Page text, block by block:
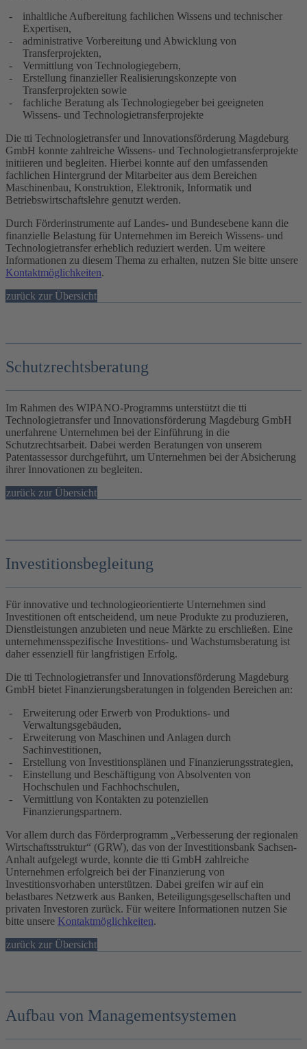
inhaltliche Aufbereitung fachlichen Wissens und technischer
Expertisen,
administrative Vorbereitung und Abwicklung von
Transferprojekten,
Vermittlung von Technologiegebern,
Erstellung finanzieller Realisierungskonzepte von
Transferprojekten sowie
fachliche Beratung als Technologiegeber bei geeigneten
Wissens- und Technologietransferprojekte
Die tti Technologietransfer und Innovationsförderung Magdeburg
GmbH konnte zahlreiche Wissens- und Technologietransferprojekte
initiieren und begleiten. Hierbei konnte auf den umfassenden
fachlichen Hintergrund der Mitarbeiter aus dem Bereichen
Maschinenbau, Konstruktion, Elektronik, Informatik und
Betriebswirtschaftslehre genutzt werden.
Durch Förderinstrumente auf Landes- und Bundesebene kann die
finanzielle Belastung für Unternehmen im Bereich Wissens- und
Technologietransfer erheblich reduziert werden. Um weitere
Informationen zu diesem Thema zu erhalten, nutzen Sie bitte unsere
Kontaktmöglichkeiten.
zurück zur Übersicht
Schutzrechtsberatung
Im Rahmen des WIPANO-Programms unterstützt die tti
Technologietransfer und Innovationsförderung Magdeburg GmbH
unerfahrene Unternehmen bei der Einführung in die
Schutzrechtsarbeit. Dabei werden Beratungen von unserem
Patentassessor durchgeführt, um Unternehmen bei der Absicherung
ihrer Innovationen zu begleiten.
zurück zur Übersicht
Investitionsbegleitung
Für innovative und technologieorientierte Unternehmen sind
Investitionen oft entscheidend, um neue Produkte zu produzieren,
Dienstleistungen anzubieten und neue Märkte zu erschließen. Eine
unternehmensspezifische Investitions- und Wachstumsberatung ist
daher essenziell für langfristigen Erfolg.
Die tti Technologietransfer und Innovationsförderung Magdeburg
GmbH bietet Finanzierungsberatungen in folgenden Bereichen an:
Erweiterung oder Erwerb von Produktions- und
Verwaltungsgebäuden,
Erweiterung von Maschinen und Anlagen durch
Sachinvestitionen,
Erstellung von Investitionsplänen und Finanzierungsstrategien,
Einstellung und Beschäftigung von Absolventen von
Hochschulen und Fachhochschulen,
Vermittlung von Kontakten zu potenziellen
Finanzierungspartnern.
Vor allem durch das Förderprogramm „Verbesserung der regionalen
Wirtschaftsstruktur“ (GRW), das von der Investitionsbank Sachsen-
Anhalt aufgelegt wurde, konnte die tti GmbH zahlreiche
Unternehmen erfolgreich bei der Finanzierung von
Investitionsvorhaben unterstützen. Dabei greifen wir auf ein
belastbares Netzwerk aus Banken, Beteiligungsgesellschaften und
privaten Investoren zurück. Für weitere Informationen nutzen Sie
bitte unsere Kontaktmöglichkeiten.
zurück zur Übersicht
Aufbau von Managementsystemen